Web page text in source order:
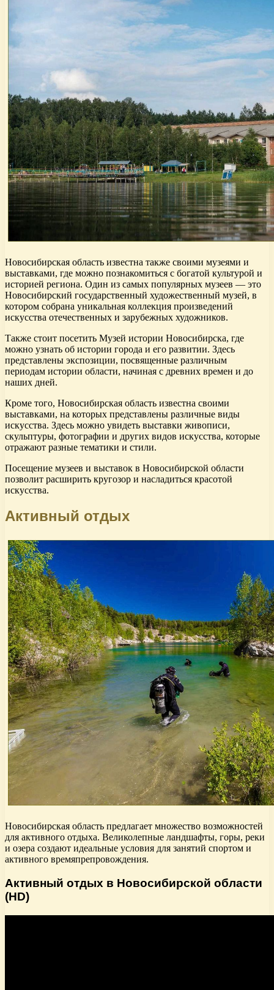
Новосибирская область известна также своими музеями и
выставками, где можно познакомиться с богатой культурой и
историей региона. Один из самых популярных музеев — это
Новосибирский государственный художественный музей, в
котором собрана уникальная коллекция произведений
искусства отечественных и зарубежных художников.
Также стоит посетить Музей истории Новосибирска, где
можно узнать об истории города и его развитии. Здесь
представлены экспозиции, посвященные различным
периодам истории области, начиная с древних времен и до
наших дней.
Кроме того, Новосибирская область известна своими
выставками, на которых представлены различные виды
искусства. Здесь можно увидеть выставки живописи,
скульптуры, фотографии и других видов искусства, которые
отражают разные тематики и стили.
Посещение музеев и выставок в Новосибирской области
позволит расширить кругозор и насладиться красотой
искусства.
Активный отдых
Новосибирская область предлагает множество возможностей
для активного отдыха. Великолепные ландшафты, горы, реки
и озера создают идеальные условия для занятий спортом и
активного времяпрепровождения.
Активный отдых в Новосибирской области
(HD)